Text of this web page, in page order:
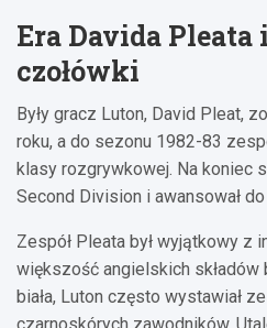
Era Davida Pleata
czołówki
Były gracz Luton, David Pleat,
roku, a do sezonu 1982-83
klasy rozgrywkowej. Na koniec
Second Division i awansował
Zespół Pleata był wyjątkowy z
większość angielskich składów
biała, Luton często wystawiał